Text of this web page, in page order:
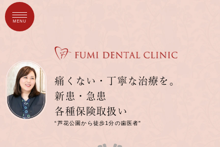
MENU
痛くない・丁寧な治療を。
新患・急患
各種保険取扱い
“芦花公園から徒歩1分の歯医者"